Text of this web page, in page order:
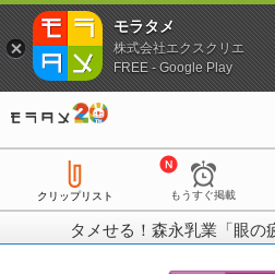
クリップリスト もうすぐ掲載
タメせる！森永乳業「眼の
モラタメ
株式会社エクスクリエ
FREE - Google Play